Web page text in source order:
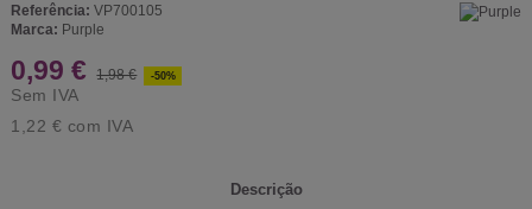
Referência: VP700105
Marca: Purple
0,99 € 1,98 € -50%
Sem IVA
1,22 € com IVA
Descrição